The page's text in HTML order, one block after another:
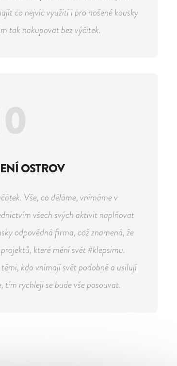
co nejvíc využití i pro nošené kousky
tak nakupovat bez výčitek.
OSTROV
Vše, co děláme, vnímáme v
všech svých aktivit naplňovat
odpovědná firma, což znamená, že
které mění svět #klepsimu.
kdo vnímají svět podobně a usilují
tím rychleji se bude vše posouvat.